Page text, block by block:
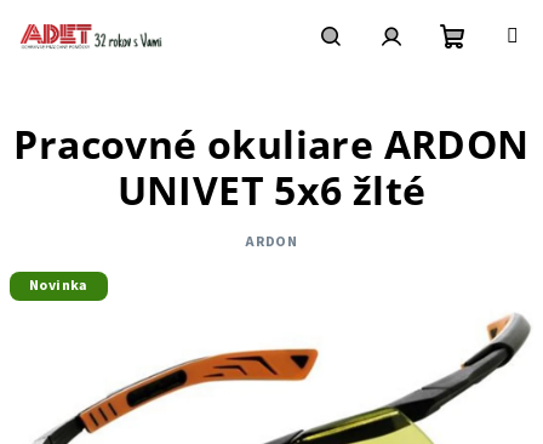
košík
Pracovné okuliare ARDON
UNIVET 5x6 žlté
ARDON
Novinka